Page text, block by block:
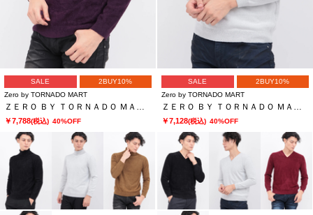
SALE
2BUY10%
Zero by TORNADO MART
ＺＥＲＯ ＢＹ ＴＯＲＮＡＤＯ ＭＡＲＴ∴マイクロモールタートルネックＫＮ
￥7,788(税込) 40%OFF
SALE
2BUY10%
Zero by TORNADO MART
ＺＥＲＯ ＢＹ ＴＯＲＮＡＤＯ ＭＡＲＴ∴マイクロモールＶネックＫＮ
￥7,128(税込) 40%OFF